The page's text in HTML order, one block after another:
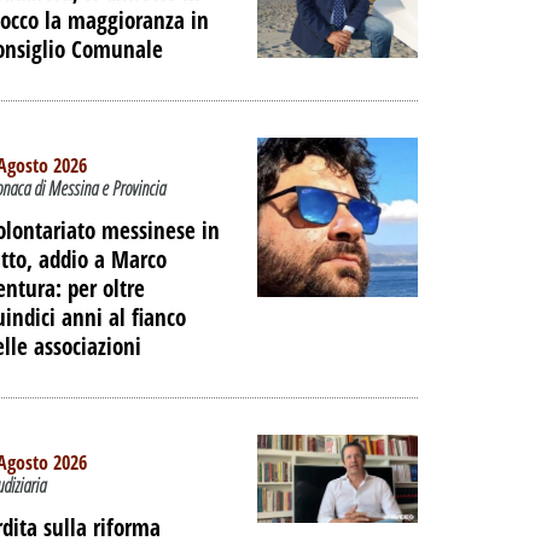
-
LE
la maggioranza in
Comunale
2026
di Messina e Provincia
messinese in
addio a Marco
per oltre
anni al fianco
associazioni
2026
sulla riforma